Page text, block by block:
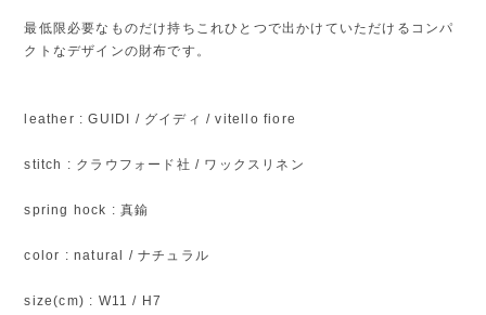
最低限必要なものだけ持ちこれひとつで出かけていただけるコンパ
クトなデザインの財布です。
leather : GUIDI / グイディ / vitello fiore
stitch : クラウフォード社 / ワックスリネン
spring hock : 真鍮
color : natural / ナチュラル
size(cm) : W11 / H7